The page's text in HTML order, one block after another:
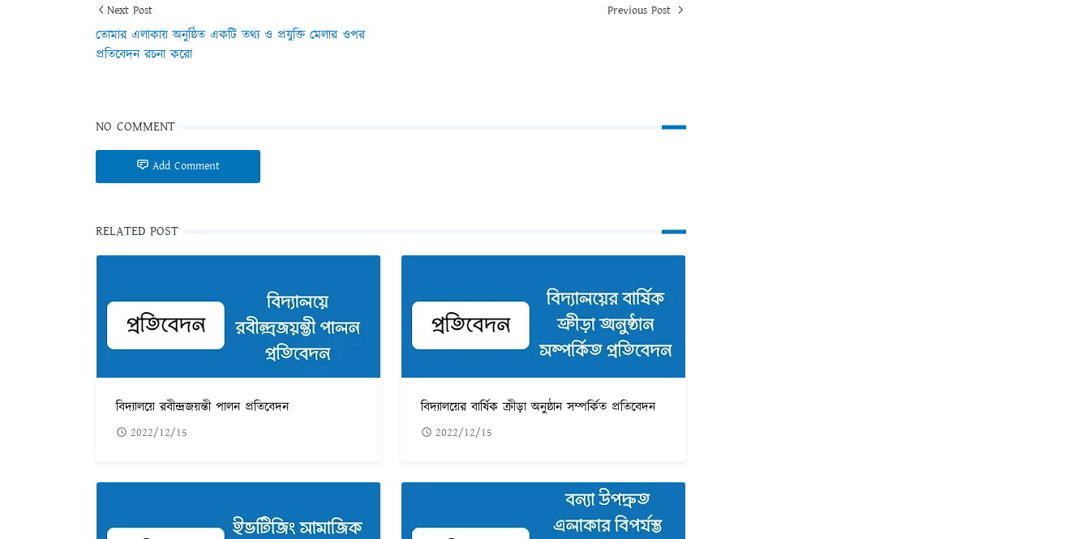
Next Post
তোমার এলাকায় অনুষ্ঠিত একটি তথ্য ও প্রযুক্তি মেলার ওপর
প্রতিবেদন রচনা করো
Previous Post
NO COMMENT
Add Comment
RELATED POST
বিদ্যালয়ে রবীন্দ্রজয়ন্তী পালন প্রতিবেদন
2022/12/15
বিদ্যালয়ের বার্ষিক ক্রীড়া অনুষ্ঠান সম্পর্কিত প্রতিবেদন
2022/12/15